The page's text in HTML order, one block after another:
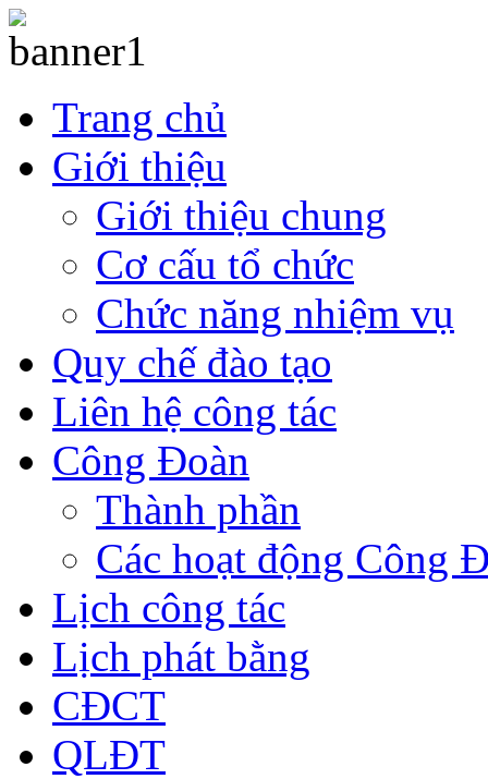
Trang chủ
Giới thiệu
Giới thiệu chung
Cơ cấu tổ chức
Chức năng nhiệm vụ
Quy chế đào tạo
Liên hệ công tác
Công Đoàn
Thành phần
Các hoạt động Công
Lịch công tác
Lịch phát bằng
CĐCT
QLĐT